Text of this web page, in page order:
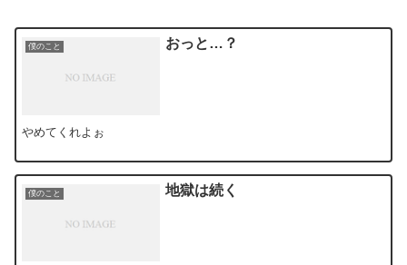
僕のこと おっと…？
やめてくれよぉ
僕のこと 地獄は続く